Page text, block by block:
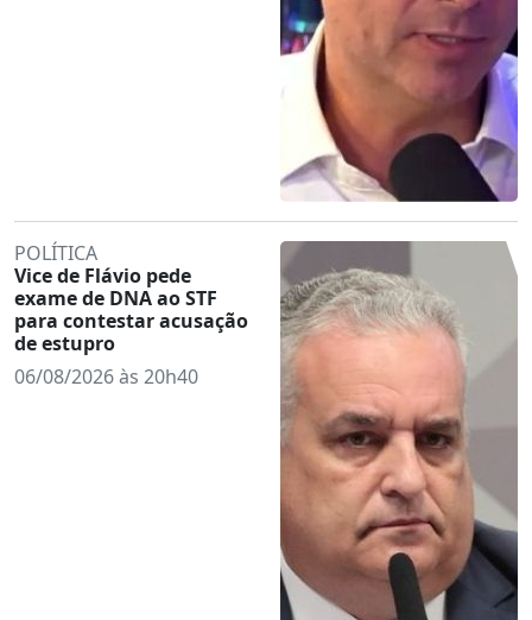
POLÍTICA
Vice de Flávio pede
exame de DNA ao STF
para contestar acusação
de estupro
06/08/2026 às 20h40